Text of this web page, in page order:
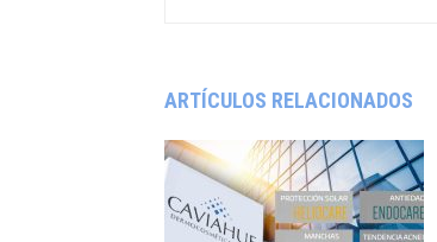
ARTÍCULOS RELACIONADOS